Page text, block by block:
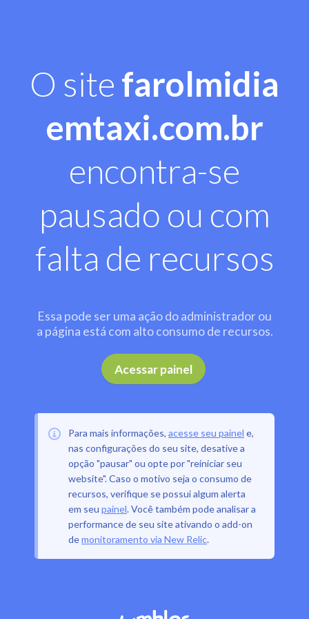
O site farolmidia
emtaxi.com.br
encontra-se
pausado ou com
falta de recursos
Essa pode ser uma ação do administrador ou
a página está com alto consumo de recursos.
Acessar painel .
Para mais informações, acesse seu painel e,
nas configurações do seu site, desative a
opção "pausar" ou opte por "reiniciar seu
website". Caso o motivo seja o consumo de
recursos, verifique se possui algum alerta
em seu painel. Você também pode analisar a
performance de seu site ativando o add-on
demonitoramento via New Relic.